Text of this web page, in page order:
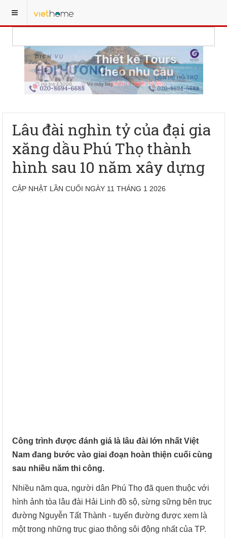
Lâu đài nghìn tỷ của đại gia
xăng dầu Phú Thọ thành
hình sau 10 năm xây dựng
CẬP NHẬT LẦN CUỐI NGÀY 11 THÁNG 1 2026
Công trình được đánh giá là lâu đài lớn nhất Việt
Nam đang bước vào giai đoạn hoàn thiện cuối cùng
sau nhiều năm thi công.
Nhiều năm qua, người dân Phú Thọ đã quen thuộc với
hình ảnh tòa lâu đài Hải Linh đồ sộ, sừng sững bên trục
đường Nguyễn Tất Thành - tuyến đường được xem là
một trong những trục giao thông sôi động nhất của TP.